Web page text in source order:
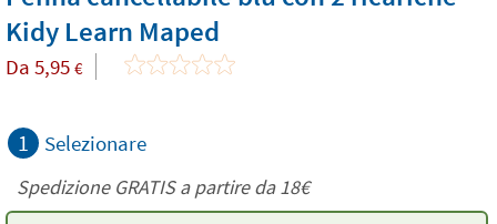
Kidy Learn Maped
Da 5,95 €
1 Selezionare
Spedizione GRATIS a partire da18€